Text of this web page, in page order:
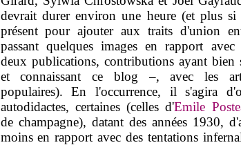
devrait durer environ une heure (et plus si
présent pour ajouter aux traits d'union
passant quelques images en rapport
deux publications, contributions ayant bien
et connaissant ce blog –, avec les
populaires). En l'occurrence, il s'agira
autodidactes, certaines (celles d'Emile
de champagne), datant des années 1930,
moins en rapport avec des tentations